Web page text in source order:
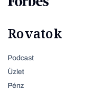
Rovatok
Podcast
Üzlet
Pénz